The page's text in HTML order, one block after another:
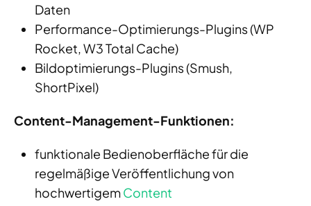
Daten
Performance-Optimierungs-Plugins (WP
Rocket, W3 Total Cache)
Bildoptimierungs-Plugins (Smush,
ShortPixel)
Content-Management-Funktionen:
funktionale Bedienoberfläche für die
regelmäßige Veröffentlichung von
hochwertigemContent